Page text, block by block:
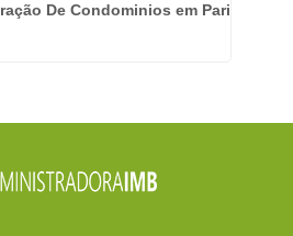
De Condominios em Pari